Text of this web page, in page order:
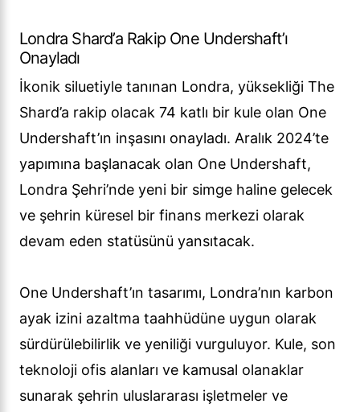
Londra Shard’a Rakip One Undershaft’ı
Onayladı
İkonik siluetiyle tanınan Londra, yüksekliği The
Shard’a rakip olacak 74 katlı bir kule olan One
Undershaft’ın inşasını onayladı. Aralık 2024’te
yapımına başlanacak olan One Undershaft,
Londra Şehri’nde yeni bir simge haline gelecek
ve şehrin küresel bir finans merkezi olarak
devam eden statüsünü yansıtacak.
One Undershaft’ın tasarımı, Londra’nın karbon
ayak izini azaltma taahhüdüne uygun olarak
sürdürülebilirlik ve yeniliği vurguluyor. Kule, son
teknoloji ofis alanları ve kamusal olanaklar
sunarak şehrin uluslararası işletmeler ve